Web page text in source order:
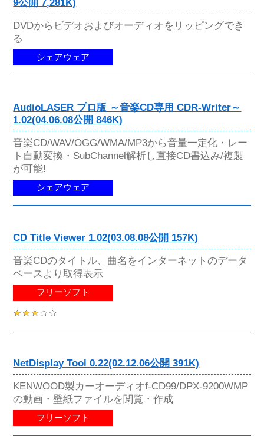
9公開 7,281K)
DVDからビデオおよびオーディオをリッピングでき
る
シェアウェア
AudioLASER プロ版 ～音楽CD専用 CDR-Writer～
1.02(04.06.08公開 846K)
音楽CD/WAV/OGG/WMA/MP3から音量一定化・レー
ト自動変換・SubChannel解析し直接CD書込み/複製
が可能!
シェアウェア
CD Title Viewer 1.02(03.08.08公開 157K)
音楽CDのタイトル、曲名をインターネットのデータ
ベースより取得表示
フリーソフト
NetDisplay Tool 0.22(02.12.06公開 391K)
KENWOOD製カーオーディオf-CD99/DPX-9200WMP
の動画・壁紙ファイルを閲覧・作成
フリーソフト